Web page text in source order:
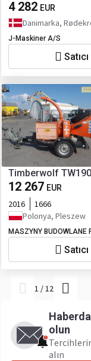
4 282 EUR
Danimarka,
J-Maskiner A/S
Timberwolf
12 267 EUR
2016
1666
Polonya, Pleszew
MASZYNY
1 /12
olun
alın